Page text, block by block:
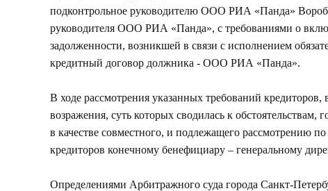
подконтрольное руководителю ООО РИА «Панда»
руководителя ООО РИА «Панда», с требованиями о
задолженности, возникшей в связи с исполнением
кредитный договор должника - ООО РИА «Панда».
В ходе рассмотрения указанных требований
возражения, суть которых сводилась к
в качестве совместного, и подлежащего рассмотрению
кредиторов конечному бенефициару – генеральному
Определениями Арбитражного суда города Санкт-